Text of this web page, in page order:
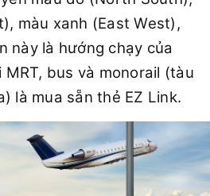
màu xanh (East West),
này là hướng chạy của
bus và monorail (tàu
là mua sẵn thẻ EZ Link.